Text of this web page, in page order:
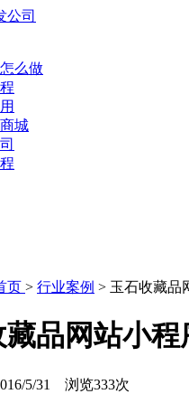
么做
城
页 > 行业案例 > 玉石收藏品
品网站小程
5/31 浏览333次